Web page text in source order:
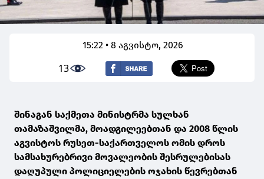
15:22 • 8 აგვისტო, 2026
13
შინაგან საქმეთა მინისტრმა სულხან
თამაზაშვილმა, მოადგილეებთან და 2008 წლის
აგვისტოს რუსეთ-საქართველოს ომის დროს
სამსახურებრივი მოვალეობის შესრულებისას
დაღუპული პოლიციელების ოჯახის წევრებთან